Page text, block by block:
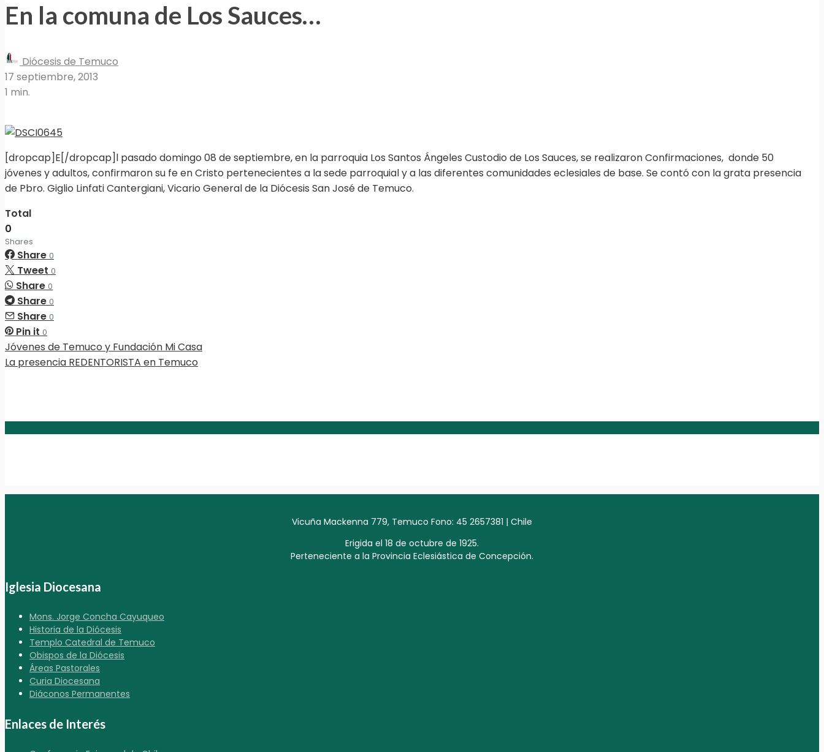
En la comuna de Los Sauces…
Diócesis de Temuco
17 septiembre, 2013
1 min.
[dropcap]E[/dropcap]l pasado domingo 08 de septiembre, en la parroquia Los Santos Ángeles Custodio de Los Sauces, se realizaron Confirmaciones, donde 50
jóvenes y adultos, confirmaron su fe en Cristo pertenecientes a la sede parroquial y a las diferentes comunidades eclesiales de base. Se contó con la grata presencia
de Pbro. Giglio Linfati Cantergiani, Vicario General de la Diócesis San José de Temuco.
Total
0
Shares
Share 0
Tweet 0
Share 0
Share 0
Share 0
Pin it 0
Jóvenes de Temuco y Fundación Mi Casa
La presencia REDENTORISTA en Temuco
Vicuña Mackenna 779, Temuco Fono: 45 2657381 | Chile
Erigida el 18 de octubre de 1925.
Perteneciente a la Provincia Eclesiástica de Concepción.
Iglesia Diocesana
Mons. Jorge Concha Cayuqueo
Historia de la Diócesis
Templo Catedral de Temuco
Obispos de la Diócesis
Áreas Pastorales
Curia Diocesana
Diáconos Permanentes
Enlaces de Interés